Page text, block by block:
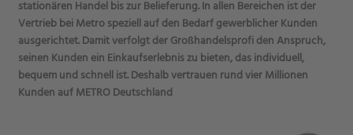
stationären Handel bis zur Belieferung. In allen Bereichen ist der
Vertrieb bei Metro speziell auf den Bedarf gewerblicher Kunden
ausgerichtet. Damit verfolgt der Großhandelsprofi den Anspruch,
seinen Kunden ein Einkaufserlebnis zu bieten, das individuell,
bequem und schnell ist. Deshalb vertrauen rund vier Millionen
Kunden auf METRO Deutschland